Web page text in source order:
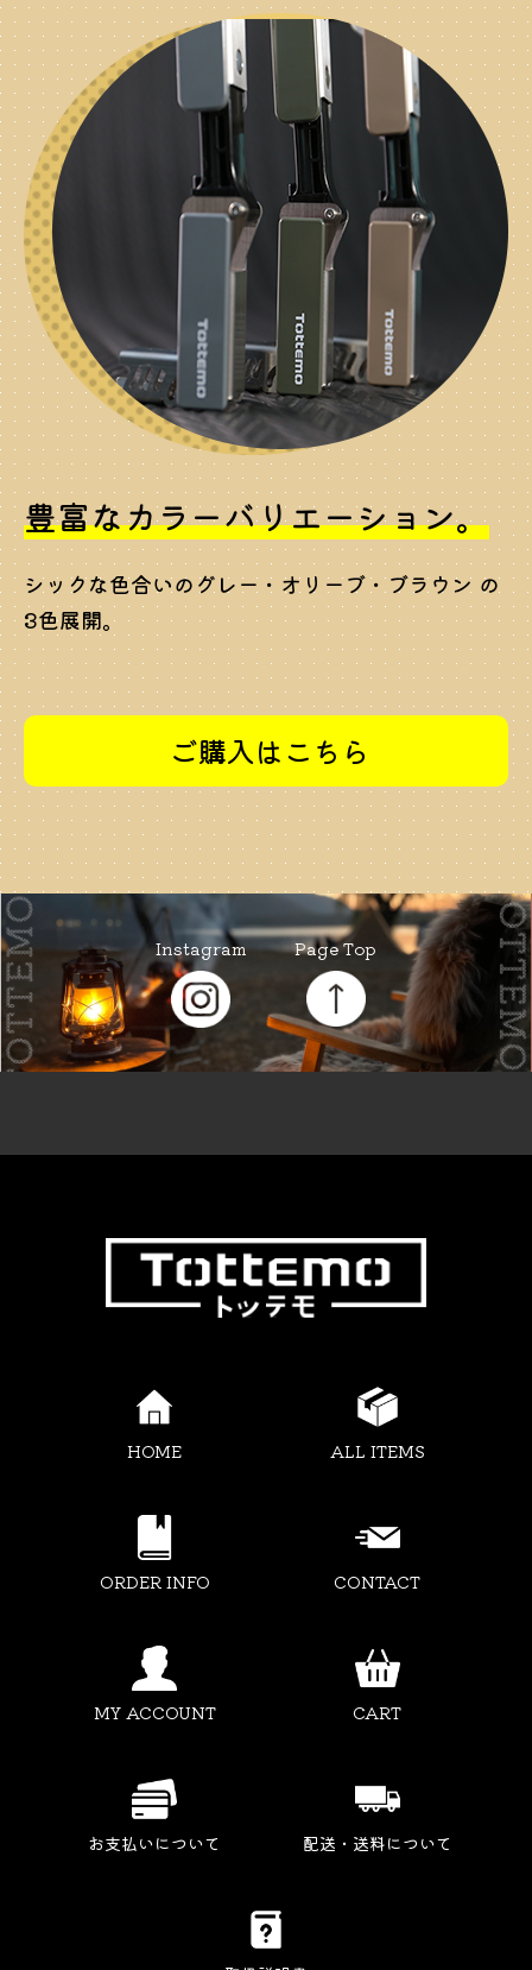
豊富なカラーバリエーション。
シックな色合いのグレー・オリーブ・ブラウン の
3色展開。
ご購入はこちら
Instagram Page Top
HOME ALL ITEMS
ORDER INFO CONTACT
MY ACCOUNT CART
お支払いについて 配送・送料について